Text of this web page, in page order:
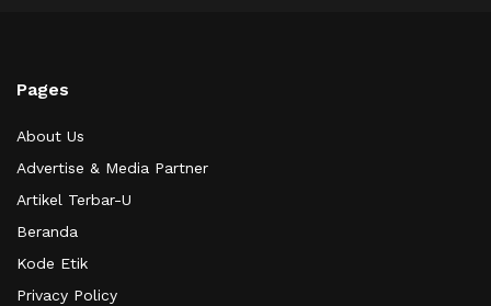
Pages
About Us
Advertise & Media Partner
Artikel Terbar-U
Beranda
Kode Etik
Privacy Policy